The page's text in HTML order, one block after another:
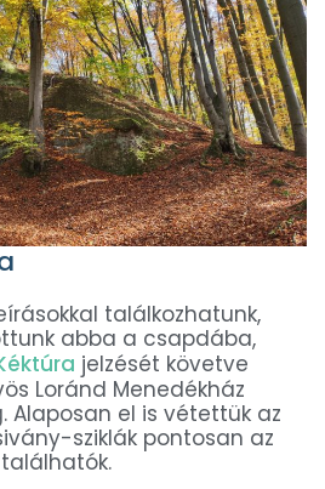
találkozhatunk,
abba a csapdába,
jelzését követve
Loránd Menedékház
Alaposan el is vétettük az
sziklák pontosan az